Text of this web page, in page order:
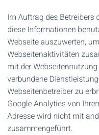
Im Auftrag des Betreibers
diese Informationen
Webseite auszuwerten,
Webseitenaktivitäten
mit der
verbundene
Webseitenbetreiber zu
Google Analytics von
Adresse wird nicht mit
zusammengeführt.